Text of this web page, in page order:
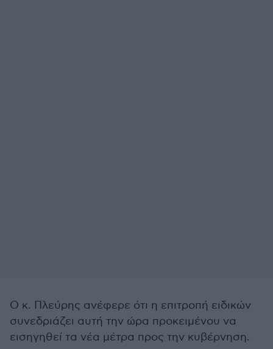
Ο κ. Πλεύρης ανέφερε ότι η επιτροπή ειδικών
συνεδριάζει αυτή την ώρα προκειμένου να
εισηγηθεί τα νέα μέτρα προς την κυβέρνηση.